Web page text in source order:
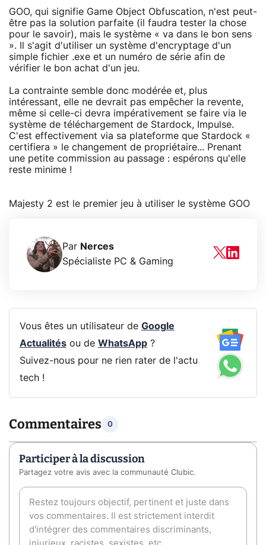
GOO, qui signifie Game Object Obfuscation, n'est peut-
être pas la solution parfaite (il faudra tester la chose
pour le savoir), mais le système « va dans le bon sens
». Il s'agit d'utiliser un système d'encryptage d'un
simple fichier .exe et un numéro de série afin de
vérifier le bon achat d'un jeu.
La contrainte semble donc modérée et, plus
intéressant, elle ne devrait pas empêcher la revente,
même si celle-ci devra impérativement se faire via le
système de téléchargement de Stardock, Impulse.
C'est effectivement via sa plateforme que Stardock «
certifiera » le changement de propriétaire... Prenant
une petite commission au passage : espérons qu'elle
reste minime !
Majesty 2 est le premier jeu à utiliser le système GOO
Par Nerces
Spécialiste PC & Gaming
Vous êtes un utilisateur de Google
Actualitésou de WhatsApp?
Suivez-nous pour ne rien rater de l'actu
tech !
Commentaires 0
Participer à la discussion
Partagez votre avis avec la communauté Clubic.